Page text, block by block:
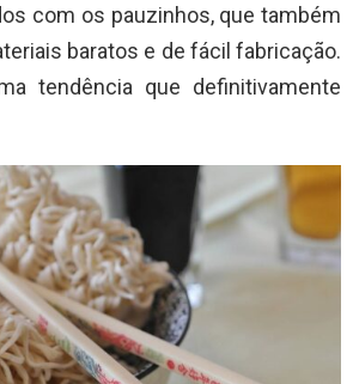
com os pauzinhos, que também
baratos e de fácil fabricação.
tendência que definitivamente